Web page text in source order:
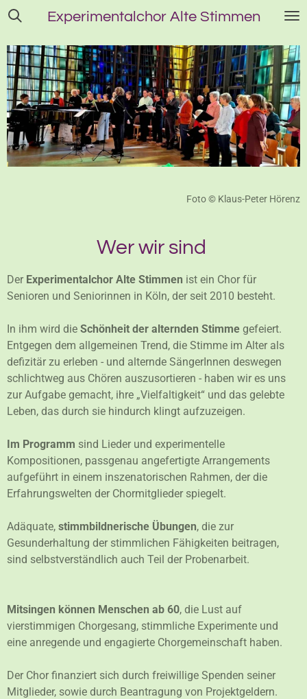
Zum
springen
ExperimentalchorAlte Stimmen
Foto© Klaus-Peter Hörenz
Wer wir sind
Der Experimentalchor Alte Stimmen ist ein Chor für
Senioren und Seniorinnen in Köln, der seit 2010 besteht.
In ihm wird die Schönheit der alternden Stimme gefeiert.
Entgegen dem allgemeinen Trend, die Stimme im Alter als
defizitär zu erleben - und alternde SängerInnen deswegen
schlichtweg aus Chören auszusortieren - haben wir es uns
zur Aufgabe gemacht, ihre „Vielfaltigkeit“ und das gelebte
Leben, das durch sie hindurch klingt aufzuzeigen.
Im Programm sind Lieder und experimentelle
Kompositionen, passgenau angefertigte Arrangements
aufgeführt in einem inszenatorischen Rahmen, der die
Erfahrungswelten der Chormitglieder spiegelt.
Adäquate, stimmbildnerische Übungen, die zur
Gesunderhaltung der stimmlichen Fähigkeiten beitragen,
sind selbstverständlich auch Teil der Probenarbeit.
Mitsingen können Menschen ab 60, die Lust auf
vierstimmigen Chorgesang, stimmliche Experimente und
eine anregende und engagierte Chorgemeinschaft haben.
Der Chor finanziert sich durch freiwillige Spenden seiner
Mitglieder, sowie durch Beantragung von Projektgeldern.